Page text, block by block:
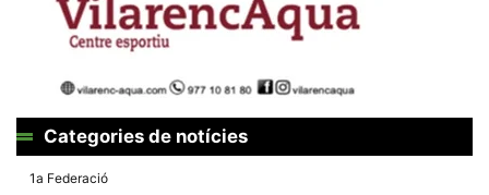
Categories de notícies
1a Federació
desapareixeran
del lloc web.
Màrqueting
comportament